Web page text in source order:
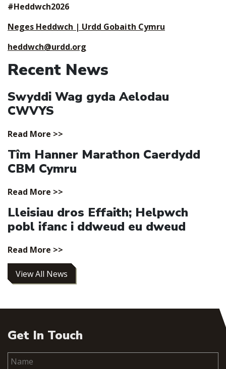
#Heddwch2026
Neges Heddwch | Urdd Gobaith Cymru
heddwch@urdd.org
Recent News
Swyddi Wag gyda Aelodau
CWVYS
Read More >>
Tîm Hanner Marathon Caerdydd
CBM Cymru
Read More >>
Lleisiau dros Effaith; Helpwch
pobl ifanc i ddweud eu dweud
Read More >>
View All News
Get In Touch